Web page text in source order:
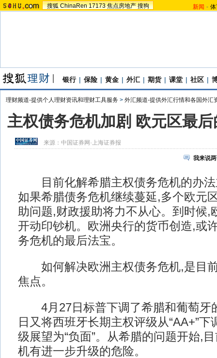
搜狐 ChinaRen 17173 焦点房地产 搜狗 新闻 -
银行 | 保险 | 黄金 | 外汇 | 期货 | 课堂 | 社区 |
理财频道-提供个人理财资讯和理财工具服务 > 外汇频道-提供外汇行情和各国外汇
主权债务危机加剧 欧元区最
来源： 中国证券网·上海证券报
我来说
目前化解希腊主权债务危机的办法
如果希腊债务危机继续蔓延,多个欧元
助问题,财政援助将力不从心。到时候,
开动印钞机。欧洲央行的货币创造,或
务危机的最后法宝。
如何解决欧洲主权债务危机,是目
焦点。
4月27日标普下调了希腊和葡萄牙
日又将西班牙长期主权评级从“AA+”下
级展望为“负面”。从希腊的问题开始,
机有进一步升级的危险。